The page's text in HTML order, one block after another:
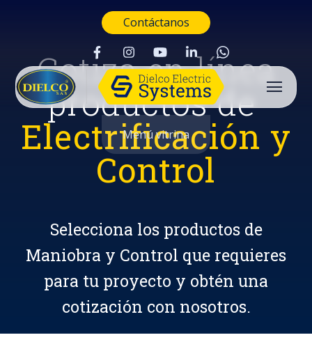
Contáctanos
Menú vitrina
Cotiza en línea
productos de
Electrificación y
Control
Selecciona los productos de
Maniobra y Control que requieres
para tu proyecto y obtén una
cotización con nosotros.